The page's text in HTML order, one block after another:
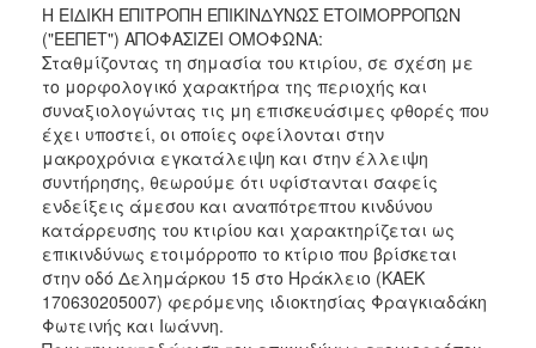
Η ΕΙΔΙΚΗ ΕΠΙΤΡΟΠΗ ΕΠΙΚΙΝΔΥΝΩΣ ΕΤΟΙΜΟΡΡΟΠΩΝ
("ΕΕΠΕΤ") ΑΠΟΦΑΣΙΖΕΙ ΟΜΟΦΩΝΑ:
Σταθμίζοντας τη σημασία του κτιρίου, σε σχέση με
το μορφολογικό χαρακτήρα της περιοχής και
συναξιολογώντας τις μη επισκευάσιμες φθορές που
έχει υποστεί, οι οποίες οφείλονται στην
μακροχρόνια εγκατάλειψη και στην έλλειψη
συντήρησης, θεωρούμε ότι υφίστανται σαφείς
ενδείξεις άμεσου και αναπότρεπτου κινδύνου
κατάρρευσης του κτιρίου και χαρακτηρίζεται ως
επικινδύνως ετοιμόρροπο το κτίριο που βρίσκεται
στην οδό Δελημάρκου 15 στο Ηράκλειο (ΚΑΕΚ
170630205007) φερόμενης ιδιοκτησίας Φραγκιαδάκη
Φωτεινής και Ιωάννη.